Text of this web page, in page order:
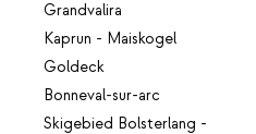
Grandvalira
Kaprun - Maiskogel
Goldeck
Bonneval-sur-arc
Skigebied Bolsterlang -